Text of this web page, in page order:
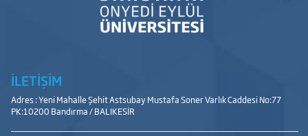
İLETİŞİM
Adres : Yeni Mahalle Şehit Astsubay Mustafa Soner Varlık Caddesi No:77
PK:10200 Bandırma / BALIKESİR